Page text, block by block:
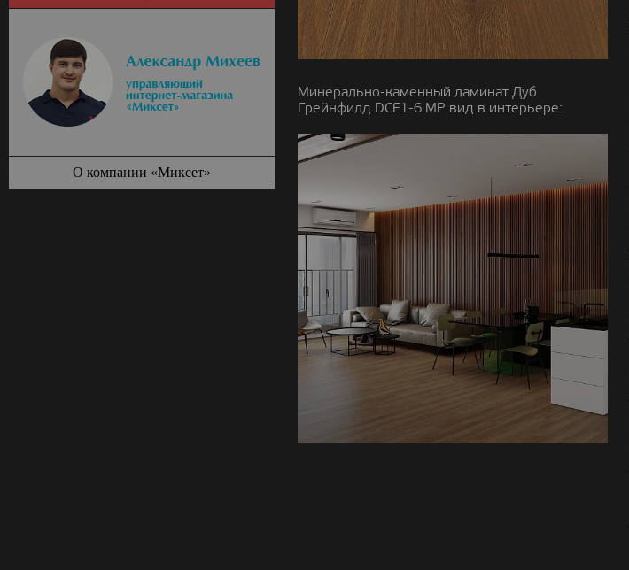
Минерально-каменный ламинат Дуб
Грейнфилд DCF1-6 MР вид в интерьере:
О компании «Миксет»